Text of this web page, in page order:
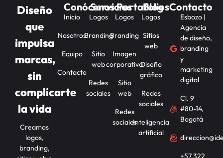
Diseño
que
impulsa
marcas,
sin
complicarte
la vida
Creamos
logos,
branding,
Conócenos
Inicio
Nosotros
Equipo
Contacto
Servicios
Logos
Branding
Sitio
web
Redes
sociales
Portafolios
Logos
Branding
Imagen
corporativa
Sitio
web
Redes
sociales
Blog
Logos
Sitios
web
Diseño
gráfico
Redes
sociales
Inteligencia
artificial
Contacto
Esbozo |
Agencia
de diseño,
branding
y
marketing
digital
Cl. 9
#80-14,
Bogotá